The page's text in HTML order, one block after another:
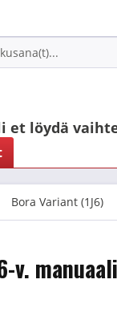
et löydä
Bora Variant (1J6)
v.